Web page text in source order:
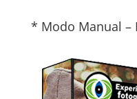
* Modo Manual –